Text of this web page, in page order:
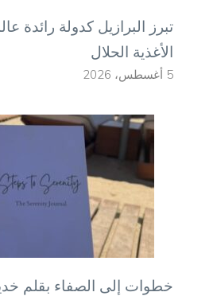
تبرز البرازيل كدولة رائدة
الأغذية الحلال
5 أغسطس، 2026
خطوات إلى الصفاء بقلم